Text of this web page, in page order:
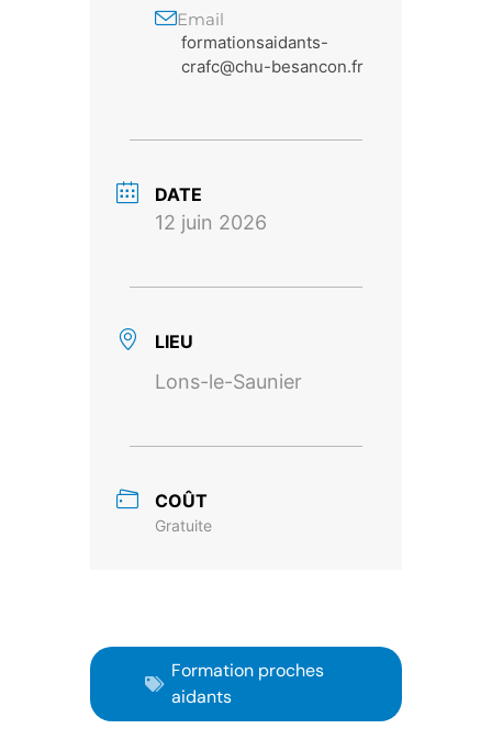
Email
formationsaidants-
crafc@chu-besancon.fr
DATE
12 juin 2026
LIEU
Lons-le-Saunier
COÛT
Gratuite
Formation proches
aidants